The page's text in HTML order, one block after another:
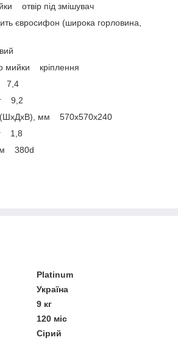
отвір під змішувач
євросифон (широка горловина,
мийки кріплення
7,4
9,2
(ШхДхВ), мм 570х570х240
1,8
380d
Platinum
Україна
9 кг
120 міс
Сірий